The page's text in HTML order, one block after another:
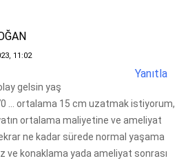
11:02
Yanıtla
gelsin yaş
… ortalama 15 cm uzatmak istiyorum,
ortalama maliyetine ve ameliyat
ne kadar sürede normal yaşama
ve konaklama yada ameliyat sonrası